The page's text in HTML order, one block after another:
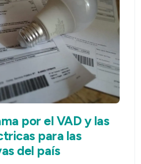
por el VAD y las
para las
del país